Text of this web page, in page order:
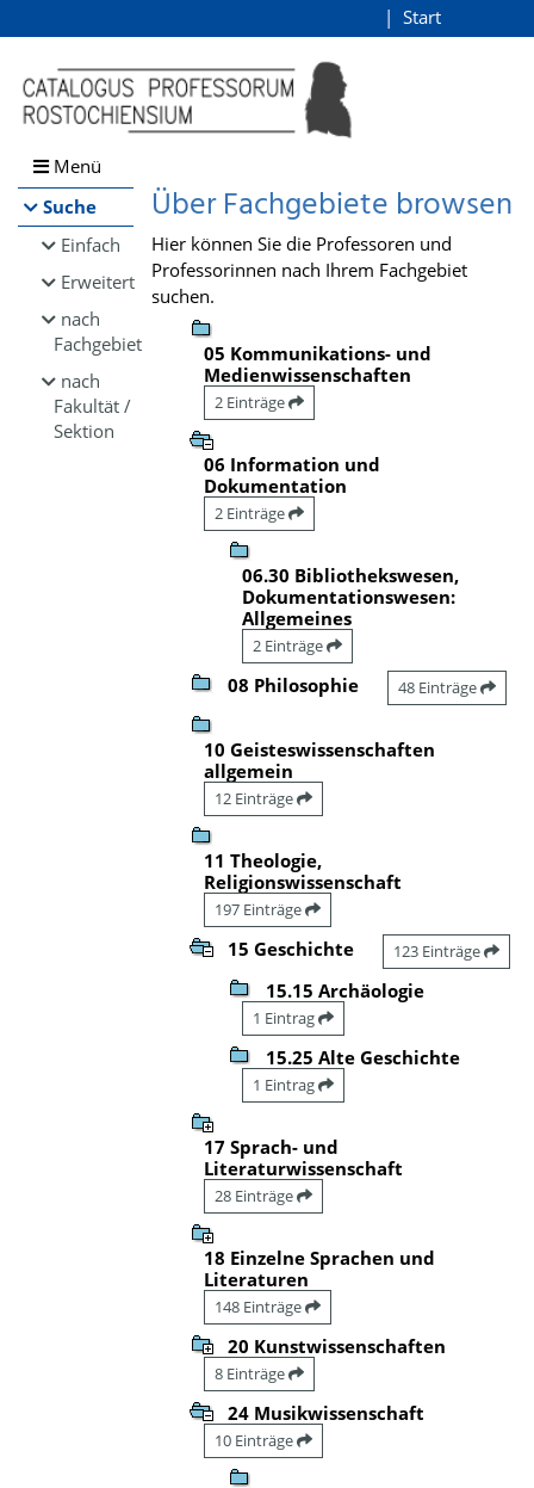
Browsen
direkt zum Inhalt
Start
Menü
Suche
Einfach
Erweitert
nach
Fachgebiet
nach
Fakultät /
Sektion
Über Fachgebiete browsen
Hier können Sie die Professoren und
Professorinnen nach Ihrem Fachgebiet
suchen.
05 Kommunikations- und
Medienwissenschaften
2 Einträge
06 Information und
Dokumentation
2 Einträge
06.30 Bibliothekswesen,
Dokumentationswesen:
Allgemeines
2 Einträge
08 Philosophie 48 Einträge
10 Geisteswissenschaften
allgemein
12 Einträge
11 Theologie,
Religionswissenschaft
197 Einträge
15 Geschichte 123 Einträge
15.15 Archäologie
1 Eintrag
15.25 Alte Geschichte
1 Eintrag
17 Sprach- und
Literaturwissenschaft
28 Einträge
18 Einzelne Sprachen und
Literaturen
148 Einträge
20 Kunstwissenschaften
8 Einträge
24 Musikwissenschaft
10 Einträge